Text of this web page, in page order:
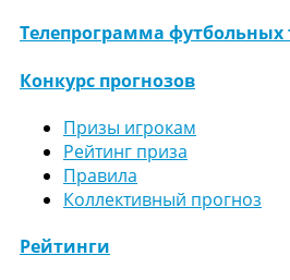
Телепрограмма футбольных
Конкурс прогнозов
Призы игрокам
Рейтинг приза
Правила
Коллективный прогноз
Рейтинги